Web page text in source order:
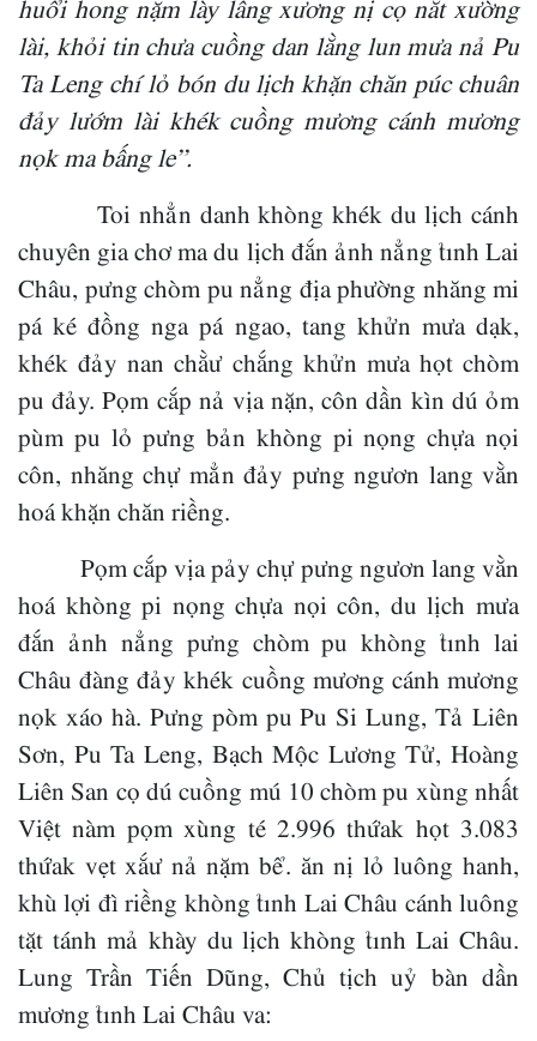
lài, khỏi tin chưa cuồng dan lằng lun mưa nả Pu
Ta Leng chí lỏ bón du lịch khặn chăn púc chuân
đảy lướm lài khék cuồng mương cánh mương
nọk ma bấng le”.
Toi nhẳn danh khòng khék du lịch cánh
chuyên gia chơ ma du lịch đắn ảnh nẳng tỉnh Lai
Châu, pưng chòm pu nẳng địa phường nhăng mi
pá ké đồng nga pá ngao, tang khửn mưa dạk,
khék đảy nan chằư chắng khửn mưa họt chòm
pu đảy. Pọm cắp nả vịa nặn, côn dần kìn dú ỏm
pùm pu lỏ pưng bản khòng pi nọng chựa nọi
côn, nhăng chự mẳn đảy pưng ngươn lang vằn
hoá khặn chăn riềng.
Pọm cắp vịa pảy chự pưng ngươn lang vằn
hoá khòng pi nọng chựa nọi côn, du lịch mưa
đắn ảnh nẳng pưng chòm pu khòng tỉnh lai
Châu đàng đảy khék cuồng mương cánh mương
nọk xáo hà. Pưng pòm pu Pu Si Lung, Tả Liên
Sơn, Pu Ta Leng, Bạch Mộc Lương Tử, Hoàng
Liên San cọ dú cuồng mú 10 chòm pu xùng nhất
Việt nàm pọm xùng té 2.996 thứak họt 3.083
thứak vẹt xắư nả nặm bể. ăn nị lỏ luông hanh,
khù lợi đì riềng khòng tỉnh Lai Châu cánh luông
tặt tánh mả khày du lịch khòng tỉnh Lai Châu.
Lung Trần Tiến Dũng, Chủ tịch uỷ bàn dần
mương tỉnh Lai Châu va: